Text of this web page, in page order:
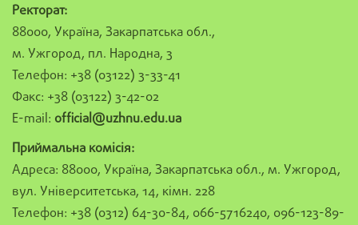
Ректорат:
88000, Україна, Закарпатська обл.,
м. Ужгород, пл. Народна, 3
Телефон: +38 (03122) 3-33-41
Факс: +38 (03122) 3-42-02
E-mail: official@uzhnu.edu.ua
Приймальна комісія:
Адреса: 88000, Україна, Закарпатська обл., м. Ужгород,
вул. Університетська, 14, кімн. 228
Телефон: +38 (0312) 64-30-84, 066-5716240, 096-123-89-